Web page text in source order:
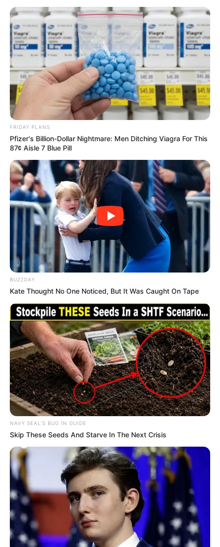
FRIDAY PLANS
Pfizer's Billion-Dollar Nightmare: Men Ditching Viagra For This
87¢ Aisle 7 Blue Pill
BUZZDAY
Kate Thought No One Noticed, But It Was Caught On Tape
NAVY SEAL'S BUG IN GUIDE
Skip These Seeds And Starve In The Next Crisis